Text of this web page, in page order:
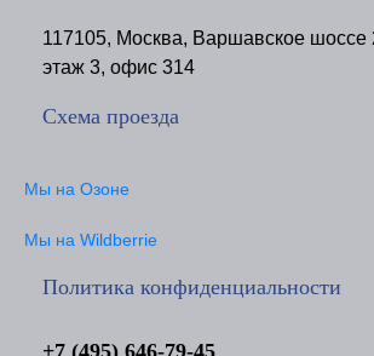
117105, Москва, Варшавское шоссе
этаж 3, офис 314
Схема проезда
Мы на Озоне
Мы на Wildberrie
Политика конфиденциальности
+7 (495) 646-79-45